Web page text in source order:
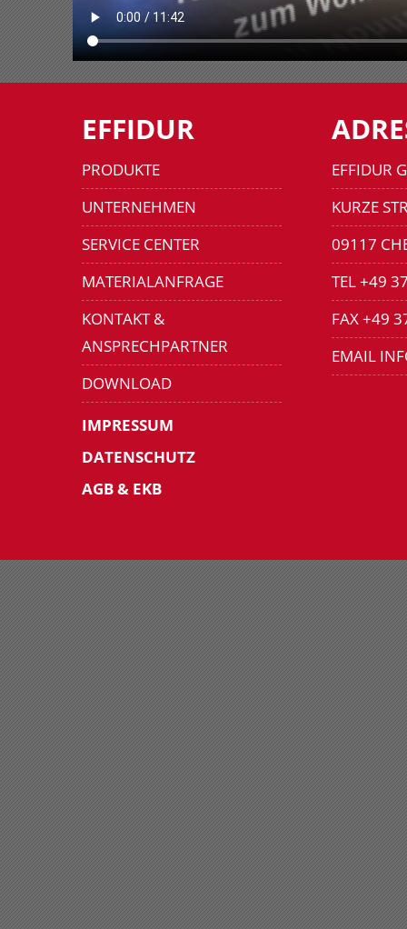
EFFIDUR
PRODUKTE
UNTERNEHMEN
SERVICE CENTER
MATERIALANFRAGE
KONTAKT &
ANSPRECHPARTNER
DOWNLOAD
IMPRESSUM
DATENSCHUTZ
AGB & EKB
EFFIDUR
KURZE
09117
TEL +49
FAX +49
EMAIL